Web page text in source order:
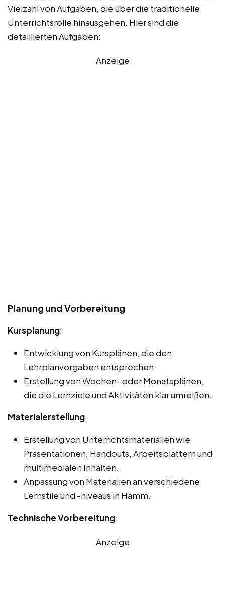
Vielzahl von Aufgaben, die über die traditionelle
Unterrichtsrolle hinausgehen. Hier sind die
detaillierten Aufgaben:
Anzeige
Planung und Vorbereitung
Kursplanung:
Entwicklung von Kursplänen, die den
Lehrplanvorgaben entsprechen.
Erstellung von Wochen- oder Monatsplänen,
die die Lernziele und Aktivitäten klar umreißen.
Materialerstellung:
Erstellung von Unterrichtsmaterialien wie
Präsentationen, Handouts, Arbeitsblättern und
multimedialen Inhalten.
Anpassung von Materialien an verschiedene
Lernstile und -niveaus in Hamm.
Technische Vorbereitung:
Anzeige